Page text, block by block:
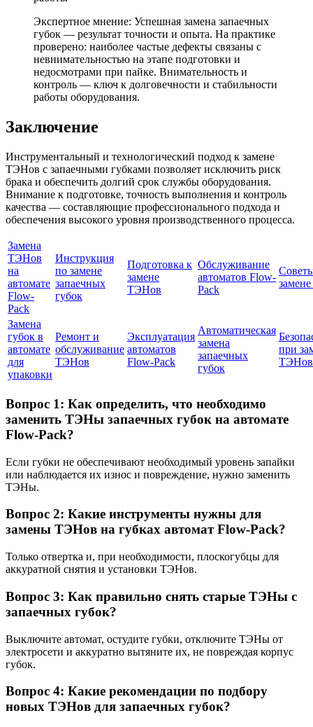
Экспертное мнение: Успешная замена запаечных
губок — результат точности и опыта. На практике
проверено: наиболее частые дефекты связаны с
невнимательностью на этапе подготовки и
недосмотрами при пайке. Внимательность и
контроль — ключ к долговечности и стабильности
работы оборудования.
Заключение
Инструментальный и технологический подход к замене
ТЭНов с запаечными губками позволяет исключить риск
брака и обеспечить долгий срок службы оборудования.
Внимание к подготовке, точность выполнения и контроль
качества — составляющие профессионального подхода и
обеспечения высокого уровня производственного процесса.
Замена
ТЭНов
на
автомате
Flow-
Pack
Инструкция
по замене
запаечных
губок
Подготовка к
замене
ТЭНов
Обслуживание
автоматов Flow-
Pack
Замена
губок в
автомате
для
упаковки
Ремонт и
обслуживание
TЭНов
Эксплуатация
автоматов
Flow-Pack
Автоматическая
замена
запаечных
губок
при
ТЭНов
Вопрос 1: Как определить, что необходимо
заменить ТЭНы запаечных губок на автомате
Flow-Pack?
Если губки не обеспечивают необходимый уровень запайки
или наблюдается их износ и повреждение, нужно заменить
ТЭНы.
Вопрос 2: Какие инструменты нужны для
замены ТЭНов на губках автомат Flow-Pack?
Только отвертка и, при необходимости, плоскогубцы для
аккуратной снятия и установки ТЭНов.
Вопрос 3: Как правильно снять старые ТЭНы с
запаечных губок?
Выключите автомат, остудите губки, отключите ТЭНы от
электросети и аккуратно вытяните их, не повреждая корпус
губок.
Вопрос 4: Какие рекомендации по подбору
новых ТЭНов для запаечных губок?